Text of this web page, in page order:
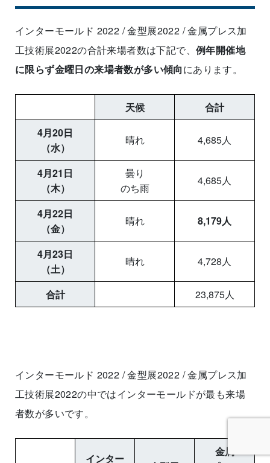
インターモールド 2022 / 金型展2022 / 金属プレス加
工技術展2022の合計来場者数は下記で、 例年開催地
に限らず金曜日の来場者数が多い傾向にあります。
天候
合計
4月20日
（水）
晴れ 4,685人
4月21日
（木）
曇り
のち雨
4,685人
4月22日
（金）
晴れ 8,179人
4月23日
（土）
晴れ 4,728人
合計 23,875人
インターモールド 2022 / 金型展2022 / 金属プレス加
工技術展2022の中ではインターモールドが最も来場
者数が多いです。
インター
金属